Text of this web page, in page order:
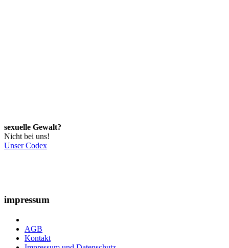
sexuelle Gewalt?
Nicht bei uns!
Unser Codex
impressum
AGB
Kontakt